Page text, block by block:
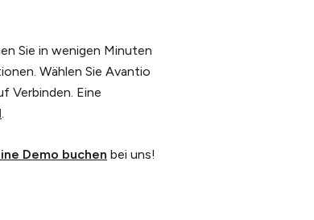
Sie in wenigen Minuten
Wählen Sie Avantio
Verbinden. Eine
.
Demo buchen bei uns!